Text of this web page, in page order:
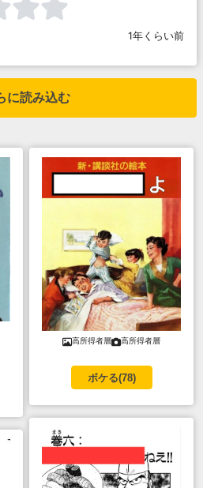
1年くらい前
に読み込む
高所得者層 高所得者層
ボケる(78)